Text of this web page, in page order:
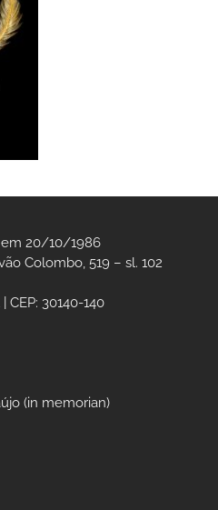
20/10/1986
Colombo, 519 – sl. 102
CEP: 30140-140
(in memorian)